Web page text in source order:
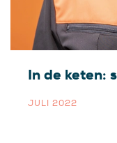
In de keten:
JULI 2022